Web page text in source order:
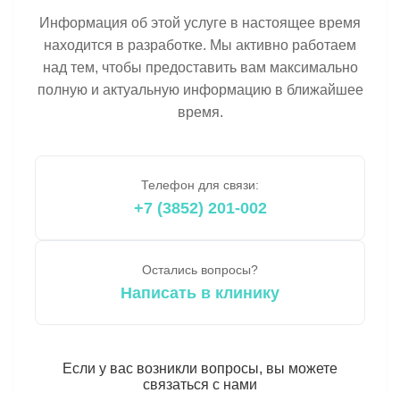
Информация об этой услуге в настоящее время
находится в разработке. Мы активно работаем
над тем, чтобы предоставить вам максимально
полную и актуальную информацию в ближайшее
время.
Телефон для связи:
+7 (3852) 201-002
Остались вопросы?
Написать в клинику
Если у вас возникли вопросы, вы можете
связаться с нами